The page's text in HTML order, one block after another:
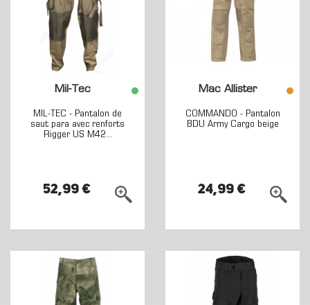
Mil-Tec
MIL-TEC - Pantalon de
saut para avec renforts
Rigger US M42...
52,99 €
Mac Allister
COMMANDO - Pantalon
BDU Army Cargo beige
24,99 €